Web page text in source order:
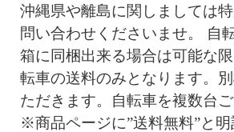
沖縄県や離島に関しましては
問い合わせくださいませ。 自
箱に同梱出来る場合は可能な
転車の送料のみとなります。
ただきます。自転車を複数台
※商品ページに”送料無料”と